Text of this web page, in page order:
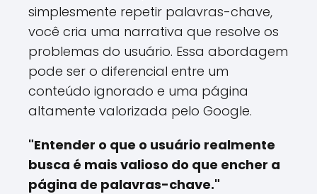
simplesmente repetir palavras-chave,
você cria uma narrativa que resolve os
problemas do usuário. Essa abordagem
pode ser o diferencial entre um
conteúdo ignorado e uma página
altamente valorizada pelo Google.
"Entender o que o usuário realmente
busca é mais valioso do que encher a
página de palavras-chave."